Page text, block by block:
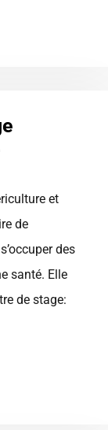
et
de
des
santé. Elle
de stage: